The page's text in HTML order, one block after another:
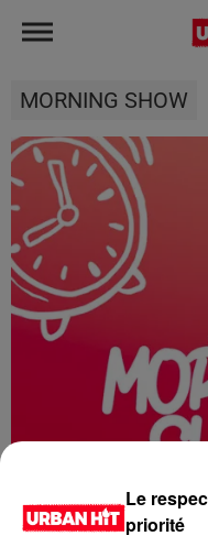
MORNING SHOW
Le
priorité